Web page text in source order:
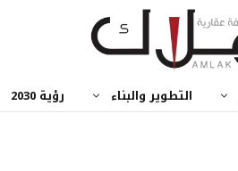
التطوير والبناء رؤية 2030